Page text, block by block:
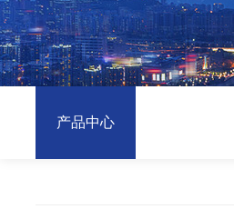
产品中心